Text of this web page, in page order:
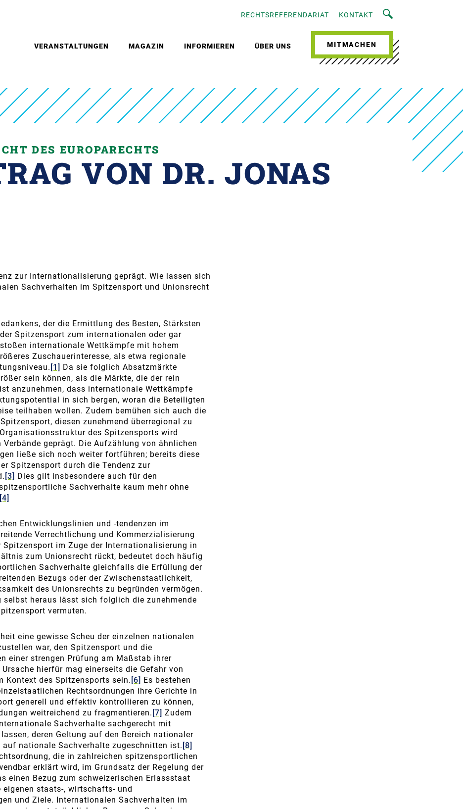
RECHTSREFERENDARIAT KONTAKT
VERANSTALTUNGEN MAGAZIN INFORMIEREN ÜBER UNS MITMACHEN
DES EUROPARECHTS
VON DR. JONAS
zur Internationalisierung geprägt. Wie lassen sich
Sachverhalten im Spitzensport und Unionsrecht
der die Ermittlung des Besten, Stärksten
Spitzensport zum internationalen oder gar
internationale Wettkämpfe mit hohem
Zuschauerinteresse, als etwa regionale
[1] Da sie folglich Absatzmärkte
sein können, als die Märkte, die der rein
anzunehmen, dass internationale Wettkämpfe
in sich bergen, woran die Beteiligten
teilhaben wollen. Zudem bemühen sich auch die
diesen zunehmend überregional zu
des Spitzensports wird
geprägt. Die Aufzählung von ähnlichen
ließe sich noch weiter fortführen; bereits diese
Spitzensport durch die Tendenz zur
[3] Dies gilt insbesondere auch für den
Sachverhalte kaum mehr ohne
[4]
Entwicklungslinien und -tendenzen im
Verrechtlichung und Kommerzialisierung
Spitzensport im Zuge der Internationalisierung in
zum Unionsrecht rückt, bedeutet doch häufig
Sachverhalte gleichfalls die Erfüllung der
Bezugs oder der Zwischenstaatlichkeit,
des Unionsrechts zu begründen vermögen.
selbst heraus lässt sich folglich die zunehmende
vermuten.
eine gewisse Scheu der einzelnen nationalen
war, den Spitzensport und die
einer strengen Prüfung am Maßstab ihrer
hierfür mag einerseits die Gefahr von
Kontext des Spitzensports sein. [6] Es bestehen
Rechtsordnungen ihre Gerichte in
generell und effektiv kontrollieren zu können,
weitreichend zu fragmentieren. [7] Zudem
Sachverhalte sachgerecht mit
deren Geltung auf den Bereich nationaler
auf nationale Sachverhalte zugeschnitten ist. [8]
die in zahlreichen spitzensportlichen
erklärt wird, im Grundsatz der Regelung der
einen Bezug zum schweizerischen Erlassstaat
staats-, wirtschafts- und
und Ziele. Internationalen Sachverhalten im